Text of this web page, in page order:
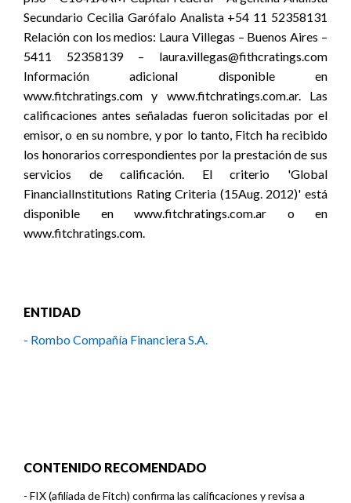
Secundario Cecilia Garófalo Analista +54 11 52358131
Relación con los medios: Laura Villegas – Buenos Aires –
5411 52358139 – laura.villegas@fithcratings.com
Información adicional disponible en
www.fitchratings.com y www.fitchratings.com.ar. Las
calificaciones antes señaladas fueron solicitadas por el
emisor, o en su nombre, y por lo tanto, Fitch ha recibido
los honorarios correspondientes por la prestación de sus
servicios de calificación. El criterio 'Global
FinancialInstitutions Rating Criteria (15Aug. 2012)' está
disponible en www.fitchratings.com.ar o en
www.fitchratings.com.
ENTIDAD
- Rombo Compañía Financiera S.A.
CONTENIDO RECOMENDADO
- FIX (afiliada de Fitch) confirma las calificaciones y revisa a